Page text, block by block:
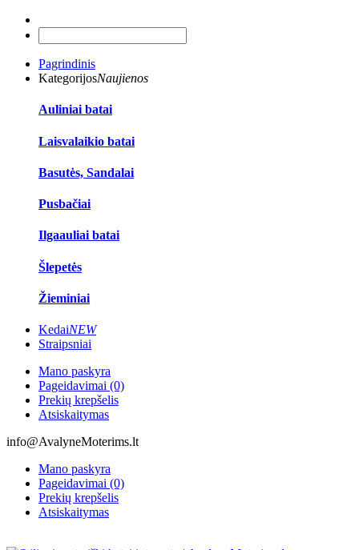
Pagrindinis
KategorijosNaujienos
Auliniai batai
Laisvalaikio batai
Basutės, Sandalai
Pusbačiai
Ilgaauliai batai
Šlepetės
Žieminiai
KedaiNEW
Straipsniai
Mano paskyra
Pageidavimai (0)
Prekių krepšelis
Atsiskaitymas
info@AvalyneMoterims.lt
Mano paskyra
Pageidavimai (0)
Prekių krepšelis
Atsiskaitymas